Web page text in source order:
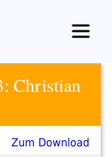
Christian
Zum Download